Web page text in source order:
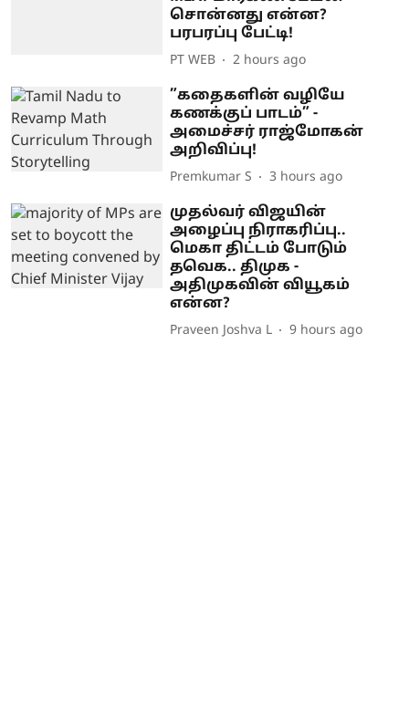
சொன்னது என்ன?
பரபரப்பு பேட்டி!
PT WEB 2 hours ago
”கதைகளின் வழியே
கணக்குப் பாடம்” -
அமைச்சர் ராஜ்மோகன்
அறிவிப்பு!
Premkumar S 3 hours ago
முதல்வர் விஜயின்
அழைப்பு நிராகரிப்பு..
மெகா திட்டம் போடும்
தவெக.. திமுக -
அதிமுகவின் வியூகம்
என்ன?
Praveen Joshva L 9 hours ago